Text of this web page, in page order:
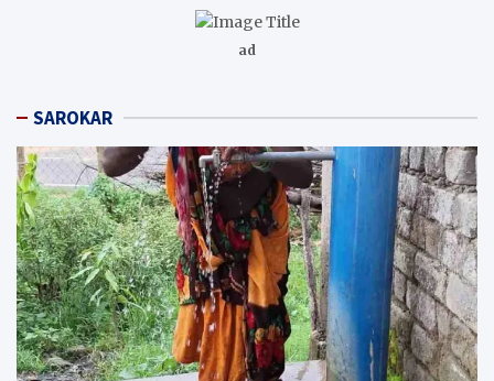
ad
SAROKAR